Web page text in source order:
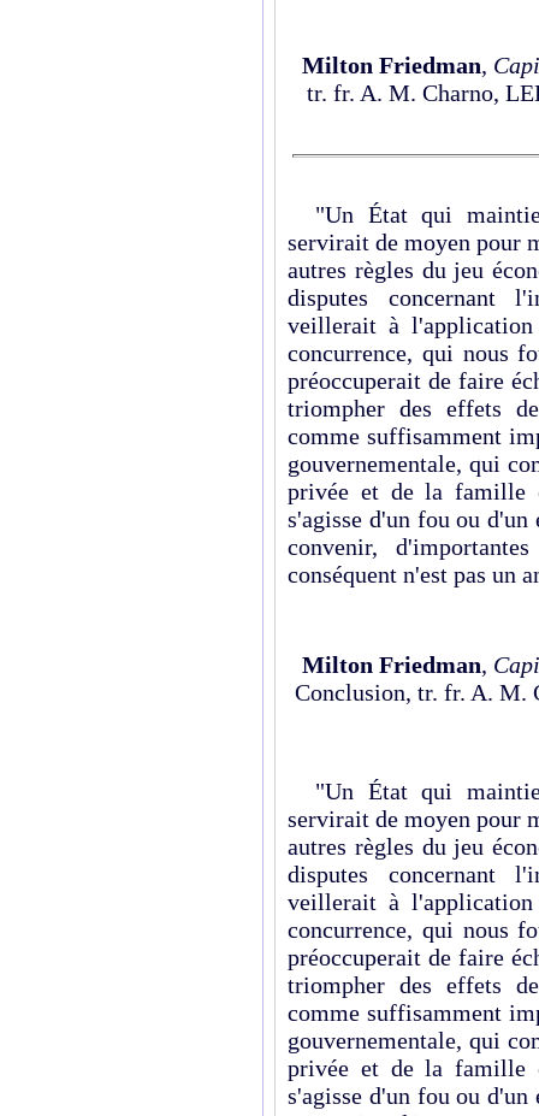
Milton Friedman,
tr. fr. A. M. Charno,
"Un État qui
servirait de moyen pour
autres règles du jeu
disputes concernant
veillerait à l'application
concurrence, qui nous
préoccuperait de faire
triompher des effets
comme suffisamment
gouvernementale, qui
privée et de la famille
s'agisse d'un fou ou
convenir,
conséquent n'est pas un
Milton Friedman,
Conclusion, tr. fr. A. M.
"Un État qui
servirait de moyen pour
autres règles du jeu
disputes concernant
veillerait à l'application
concurrence, qui nous
préoccuperait de faire
triompher des effets
comme suffisamment
gouvernementale, qui
privée et de la famille
s'agisse d'un fou ou